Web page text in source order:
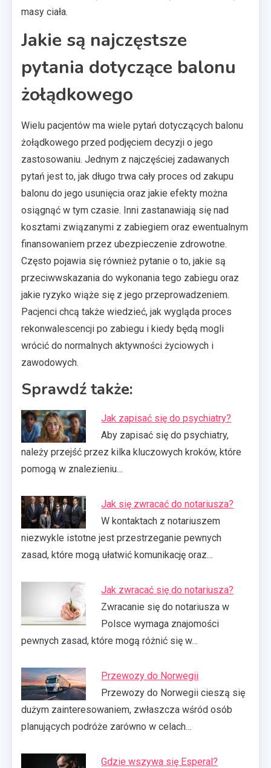
masy ciała.
Jakie są najczęstsze
pytania dotyczące balonu
żołądkowego
Wielu pacjentów ma wiele pytań dotyczących balonu
żołądkowego przed podjęciem decyzji o jego
zastosowaniu. Jednym z najczęściej zadawanych
pytań jest to, jak długo trwa cały proces od zakupu
balonu do jego usunięcia oraz jakie efekty można
osiągnąć w tym czasie. Inni zastanawiają się nad
kosztami związanymi z zabiegiem oraz ewentualnym
finansowaniem przez ubezpieczenie zdrowotne.
Często pojawia się również pytanie o to, jakie są
przeciwwskazania do wykonania tego zabiegu oraz
jakie ryzyko wiąże się z jego przeprowadzeniem.
Pacjenci chcą także wiedzieć, jak wygląda proces
rekonwalescencji po zabiegu i kiedy będą mogli
wrócić do normalnych aktywności życiowych i
zawodowych.
Sprawdź także:
Jak zapisać się do psychiatry?
Aby zapisać się do psychiatry,
należy przejść przez kilka kluczowych kroków, które
pomogą w znalezieniu…
Jak się zwracać do notariusza?
W kontaktach z notariuszem
niezwykle istotne jest przestrzeganie pewnych
zasad, które mogą ułatwić komunikację oraz…
Jak zwracać się do notariusza?
Zwracanie się do notariusza w
Polsce wymaga znajomości
pewnych zasad, które mogą różnić się w…
Przewozy do Norwegii
Przewozy do Norwegii cieszą się
dużym zainteresowaniem, zwłaszcza wśród osób
planujących podróże zarówno w celach…
Gdzie wszywa się Esperal?